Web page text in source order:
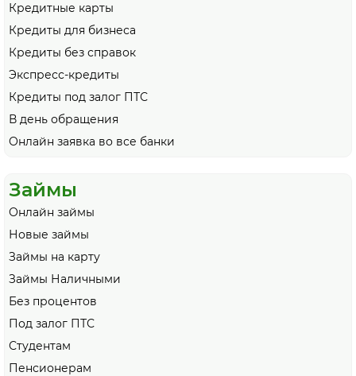
Кредитные карты
Кредиты для бизнеса
Кредиты без справок
Экспресс-кредиты
Кредиты под залог ПТС
В день обращения
Онлайн заявка во все банки
Займы
Онлайн займы
Новые займы
Займы на карту
Займы Наличными
Без процентов
Под залог ПТС
Студентам
Пенсионерам